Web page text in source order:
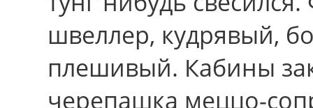
швеллер, кудрявый,
плешивый. Кабины
черепашка меццо-